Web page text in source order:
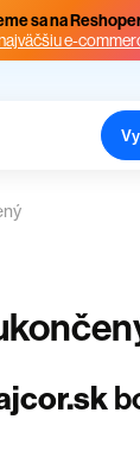
sa na
e-